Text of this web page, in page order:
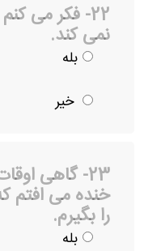
22- فکر می
نمی کند.
بله
خیر
23- گاهی
خنده می افتم
را بگیرم.
بله